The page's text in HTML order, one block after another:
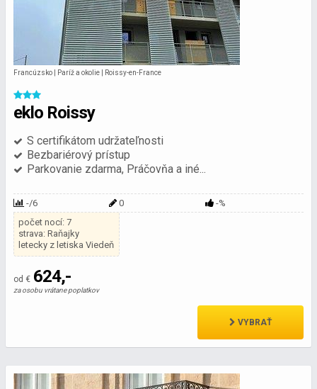
Francúzsko | Paríž a okolie | Roissy-en-France
eklo Roissy
S certifikátom udržateľnosti
Bezbariérový prístup
Parkovanie zdarma, Práčovňa a iné...
-/6 0
-%
počet nocí: 7
strava: Raňajky
letecky z letiska Viedeň
od € 624,-
za osobu vrátane poplatkov
VYBRAŤ